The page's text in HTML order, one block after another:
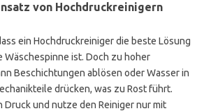
von Hochdruckreinigern
ein Hochdruckreiniger die beste Lösung
Wäschespinne ist. Doch zu hoher
Beschichtungen ablösen oder Wasser in
drücken, was zu Rost führt.
Druck und nutze den Reiniger nur mit